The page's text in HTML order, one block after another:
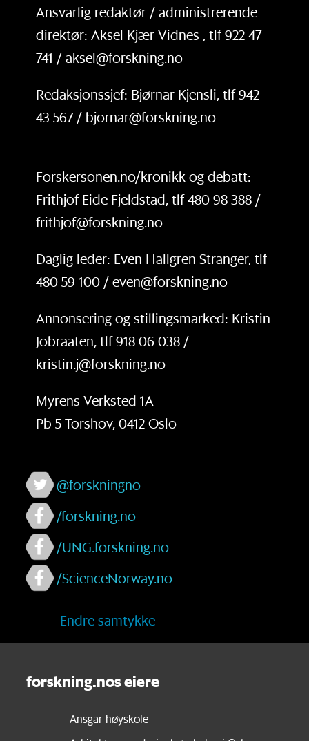
Ansvarlig redaktør / administrerende
direktør: Aksel Kjær Vidnes , tlf 922 47
741 / aksel@forskning.no
Redaksjonssjef: Bjørnar Kjensli, tlf 942
43 567 / bjornar@forskning.no
Forskersonen.no/kronikk og debatt:
Frithjof Eide Fjeldstad, tlf 480 98 388 /
frithjof@forskning.no
Daglig leder: Even Hallgren Stranger, tlf
480 59 100 / even@forskning.no
Annonsering og stillingsmarked: Kristin
Jobraaten, tlf 918 06 038 /
kristin.j@forskning.no
Myrens Verksted 1A
Pb 5 Torshov, 0412 Oslo
@forskningno
/forskning.no
/UNG.forskning.no
/ScienceNorway.no
Endre samtykke
forskning.nos eiere
Ansgar høyskole